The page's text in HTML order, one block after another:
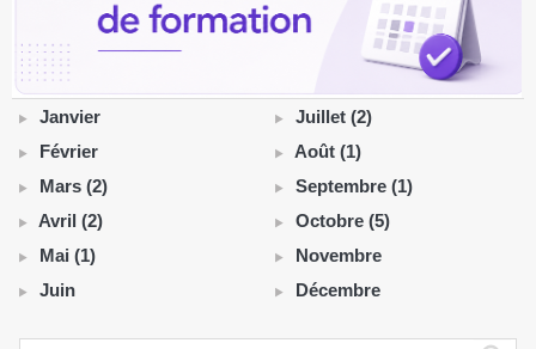
Janvier
Février
Mars (2)
Avril (2)
Mai (1)
Juin
Juillet (2)
Août (1)
Septembre (1)
Octobre (5)
Novembre
Décembre